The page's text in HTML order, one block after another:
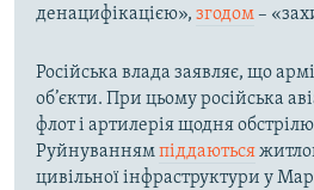
денацифікацією», згодом–
Російська влада заявляє, що
об’єкти. При цьому російська
флот і артилерія щодня
Руйнуваннямпіддаються
цивільної інфраструктури у